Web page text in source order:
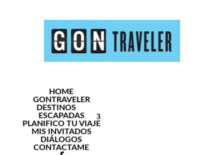
HOME
GONTRAVELER
DESTINOS
ESCAPADAS
PLANIFICO TU VIAJE
MIS INVITADOS
DIÁLOGOS
CONTACTAME